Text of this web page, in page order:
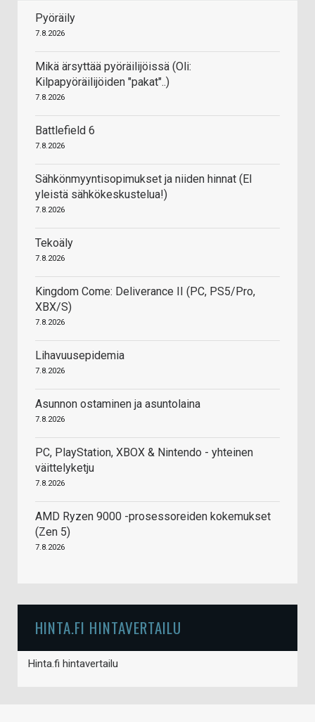
Pyöräily
7.8.2026
Mikä ärsyttää pyöräilijöissä (Oli:
Kilpapyöräilijöiden "pakat"..)
7.8.2026
Battlefield 6
7.8.2026
Sähkönmyyntisopimukset ja niiden hinnat (EI
yleistä sähkökeskustelua!)
7.8.2026
Tekoäly
7.8.2026
Kingdom Come: Deliverance II (PC, PS5/Pro,
XBX/S)
7.8.2026
Lihavuusepidemia
7.8.2026
Asunnon ostaminen ja asuntolaina
7.8.2026
PC, PlayStation, XBOX & Nintendo - yhteinen
väittelyketju
7.8.2026
AMD Ryzen 9000 -prosessoreiden kokemukset
(Zen 5)
7.8.2026
HINTA.FI HINTAVERTAILU
Hinta.fi hintavertailu